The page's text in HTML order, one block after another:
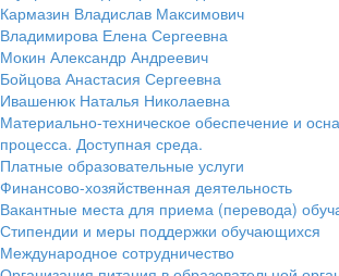
Кармазин Владислав Максимович
Владимирова Елена Сергеевна
Мокин Александр Андреевич
Бойцова Анастасия Сергеевна
Ивашенюк Наталья Николаевна
Материально-техническое обеспечение и
процесса. Доступная среда.
Платные образовательные услуги
Финансово-хозяйственная деятельность
Вакантные места для приема (перевода)
Стипендии и меры поддержки обучающихся
Международное сотрудничество